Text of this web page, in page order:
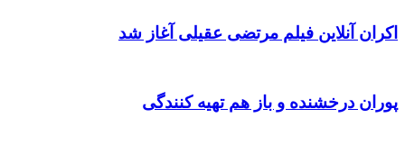
اکران آنلاین فیلم مرتضی عقیلی آغاز شد
پوران درخشنده و باز هم تهیه کنندگی